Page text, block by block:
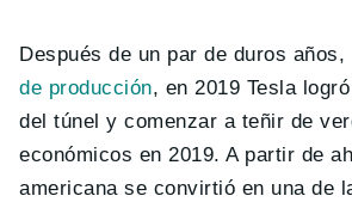
Después de un par de duros años,
de producción, en 2019 Tesla
del túnel y comenzar a teñir de
económicos en 2019. A partir de
americana se convirtió en una de